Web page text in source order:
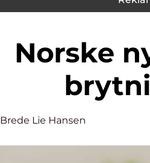
Norske nyheter i en
Brede Lie Hansen